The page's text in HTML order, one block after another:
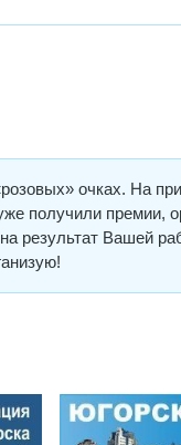
очках. На
получили премии,
результат Вашей